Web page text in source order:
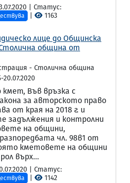
| Статус:
1163
лице до Общинска
община от
- Столична община
20.07.2020
Във връзка с
за авторското право
от края на 2018 г. и
задължения и контролни
на общини,
чл. 98в1 от
кметовете на общини
върх...
| Статус:
1142